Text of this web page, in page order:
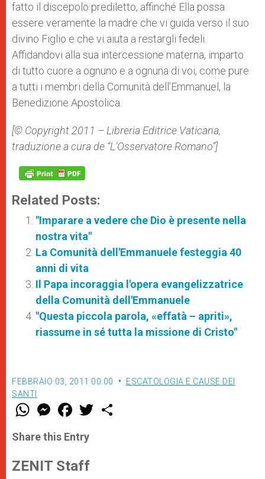
fatto il discepolo prediletto, affinché Ella possa
essere veramente la madre che vi guida verso il suo
divino Figlio e che vi aiuta a restargli fedeli.
Affidandovi alla sua intercessione materna, imparto
di tutto cuore a ognuno e a ognuna di voi, come pure
a tutti i membri della Comunità dell’Emmanuel, la
Benedizione Apostolica.
[© Copyright 2011 – Libreria Editrice Vaticana,
traduzione a cura de “L’Osservatore Romano”]
Related Posts:
"Imparare a vedere che Dio è presente nella
nostra vita"
La Comunità dell'Emmanuele festeggia 40
anni di vita
Il Papa incoraggia l'opera evangelizzatrice
della Comunità dell'Emmanuele
"Questa piccola parola, «effatà – apriti»,
riassume in sé tutta la missione di Cristo"
FEBBRAIO 03, 2011 00:00
ESCATOLOGIA E CAUSE DEI
SANTI
W
t
s
p
p
M
e
s
e
g
e
F
a
e
b
o
k
w
Share this Entry
ZENIT Staff